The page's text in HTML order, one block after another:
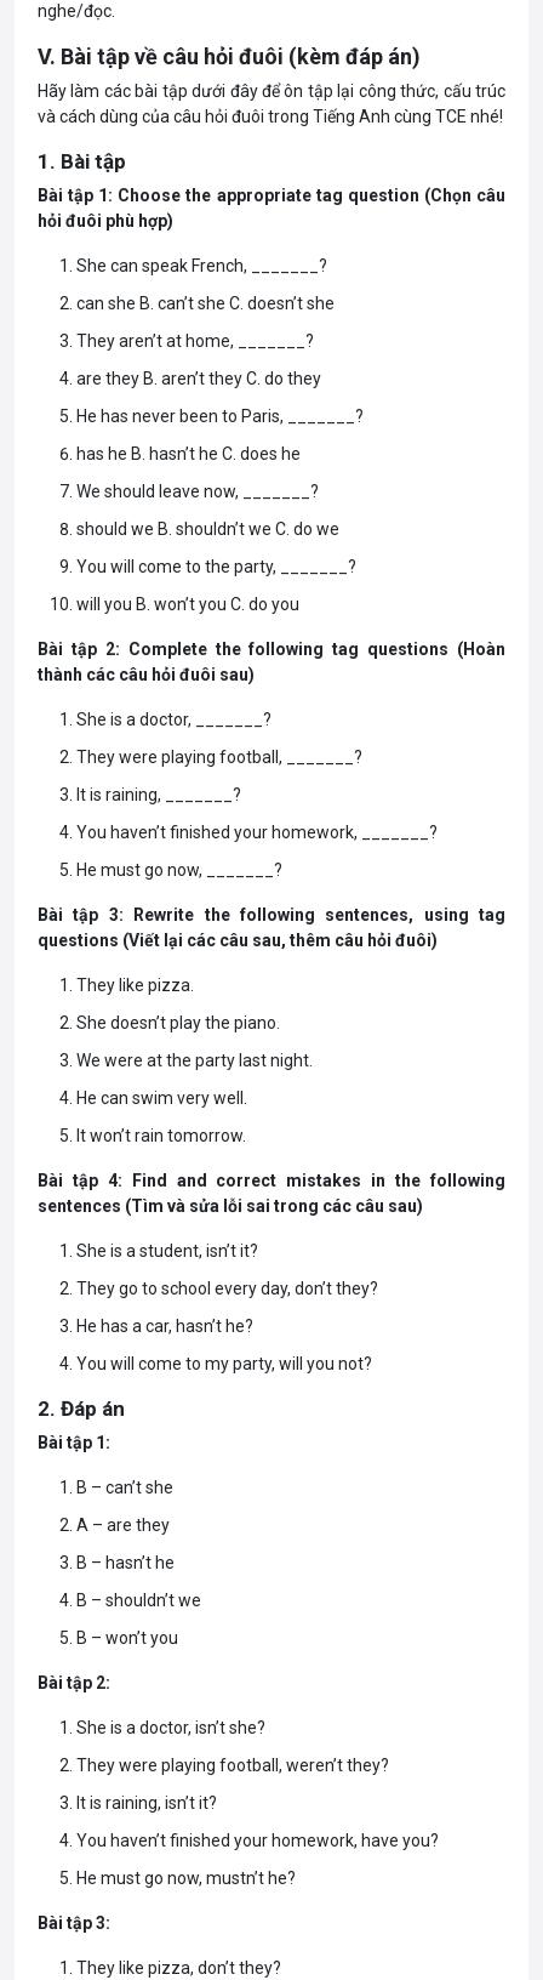
nghe/đọc.
V. Bài tập về câu hỏi đuôi (kèm đáp án)
Hãy làm các bài tập dưới đây để ôn tập lại công thức, cấu trúc
và cách dùng của câu hỏi đuôi trong Tiếng Anh cùng TCE nhé!
1. Bài tập
Bài tập 1: Choose the appropriate tag question (Chọn câu
hỏi đuôi phù hợp)
She can speak French, _______?
can she B. can’t she C. doesn’t she
They aren’t at home, _______?
are they B. aren’t theyC. do they
He has never been to Paris, _______?
has he B. hasn’t he C. does he
We should leave now, _______?
should we B. shouldn’t we C. do we
You will come to the party, _______?
will you B. won’t you C. do you
Bài tập 2: Complete the following tag questions (Hoàn
thành các câu hỏi đuôi sau)
She is a doctor, _______?
They were playing football, _______?
It is raining, _______?
You haven’t finished your homework, _______?
He must go now, _______?
Bài tập 3: Rewrite the following sentences, using tag
questions (Viết lại các câu sau, thêm câu hỏi đuôi)
They like pizza.
She doesn’t play the piano.
We were at the party last night.
He can swim very well.
It won’t rain tomorrow.
Bài tập 4: Find and correct mistakes in the following
sentences (Tìm và sửa lỗi sai trong các câu sau)
She is a student, isn’t it?
They go to school every day, don’t they?
He has a car, hasn’t he?
You will come to my party, will you not?
2. Đáp án
Bài tập 1:
B – can’t she
A – are they
B – hasn’t he
B – shouldn’t we
B – won’t you
Bài tập 2:
She is a doctor, isn’t she?
They were playing football, weren’t they?
It is raining, isn’t it?
You haven’t finished your homework, have you?
He must go now, mustn’t he?
Bài tập 3:
They like pizza, don’t they?